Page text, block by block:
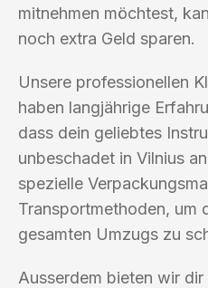
mitnehmen möchtest,
noch extra Geld sparen.
Unsere professionellen
haben langjährige
dass dein geliebtes
unbeschadet in Vilnius
spezielle
Transportmethoden, um
gesamten Umzugs zu
Ausserdem bieten wir